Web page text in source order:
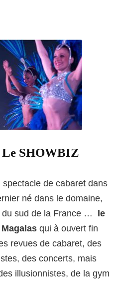
SHOWBIZ
de cabaret dans
né dans le domaine,
du sud de la France … le
qui à ouvert fin
revues de cabaret, des
des concerts, mais
illusionnistes, de la gym